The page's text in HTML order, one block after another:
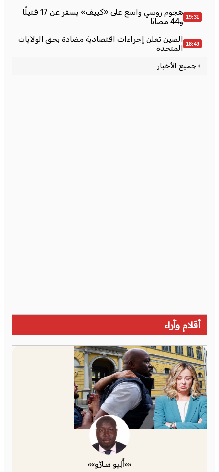
19:31
هجوم روسي واسع على «كييف» يسفر عن 17 قتيلًا
و44 مصابًا
18:49 الصين تعلن إجراءات اقتصادية مضادة بحق الولايات
المتحدة
› جميع الأخبار
أقلام وآراء
««أَلِيو سارّو»»